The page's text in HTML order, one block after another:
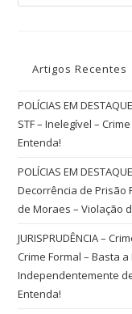
Artigos Recentes
POLÍCIAS EM
STF – Inelegível –
Entenda!
POLÍCIAS EM
Decorrência de Prisão
de Moraes – Violação
JURISPRUDÊNCIA –
Crime Formal – Basta
Independentemente
Entenda!